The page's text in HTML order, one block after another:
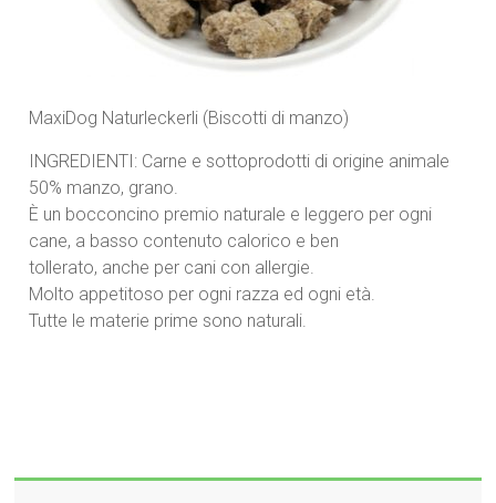
MaxiDog Naturleckerli (Biscotti di manzo)
INGREDIENTI: Carne e sottoprodotti di origine animale
50% manzo, grano.
È un bocconcino premio naturale e leggero per ogni
cane, a basso contenuto calorico e ben
tollerato, anche per cani con allergie.
Molto appetitoso per ogni razza ed ogni età.
Tutte le materie prime sono naturali.